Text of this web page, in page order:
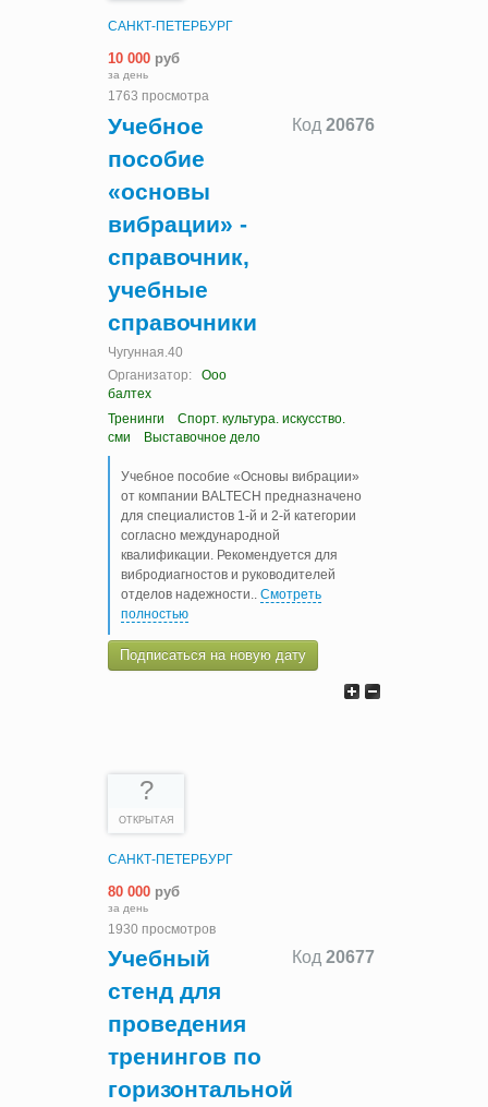
САНКТ-ПЕТЕРБУРГ
10 000 руб
за день
1763 просмотра
Код 20676
Учебное
пособие
«основы
вибрации» -
справочник,
учебные
справочники
Чугунная.40
Организатор:
Ооо
балтех
Тренинги
Спорт. культура. искусство.
сми
Выставочное дело
Учебное пособие «Основы вибрации»
от компании BALTECH предназначено
для специалистов 1-й и 2-й категории
согласно международной
квалификации. Рекомендуется для
вибродиагностов и руководителей
отделов надежности
Смотреть
полностью
Подписаться на новую дату
?
ОТКРЫТАЯ
САНКТ-ПЕТЕРБУРГ
80 000 руб
за день
1930 просмотров
Код 20677
Учебный
стенд для
проведения
тренингов по
горизонтальной